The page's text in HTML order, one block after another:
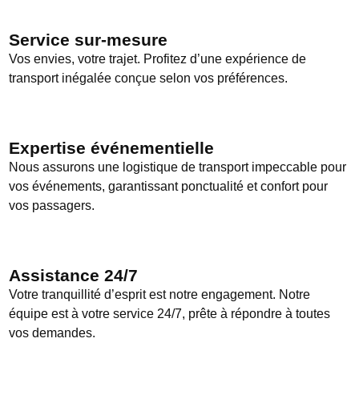
Service sur-mesure
Vos envies, votre trajet. Profitez d’une expérience de
transport inégalée conçue selon vos préférences.
Expertise événementielle
Nous assurons une logistique de transport impeccable pour
vos événements, garantissant ponctualité et confort pour
vos passagers.
Assistance 24/7
Votre tranquillité d’esprit est notre engagement. Notre
équipe est à votre service 24/7, prête à répondre à toutes
vos demandes.